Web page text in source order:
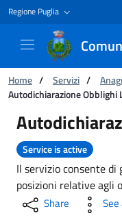
Regione Puglia
You are:
Home / Servizi /
Autodichiarazione Obblighi
Service is active
Il servizio consente
posizioni relative agli
Share